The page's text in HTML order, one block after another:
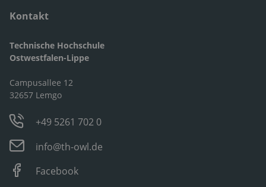
Kontakt
Technische Hochschule
Ostwestfalen-Lippe
Campusallee 12
32657 Lemgo
+49 5261 702 0
info@th-owl.de
Facebook